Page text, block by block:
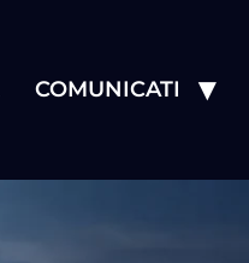
COMUNICATI